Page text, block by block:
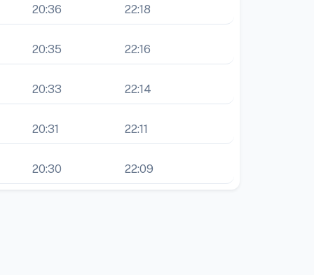
20:36 22:18
20:35 22:16
20:33 22:14
20:31 22:11
20:30 22:09